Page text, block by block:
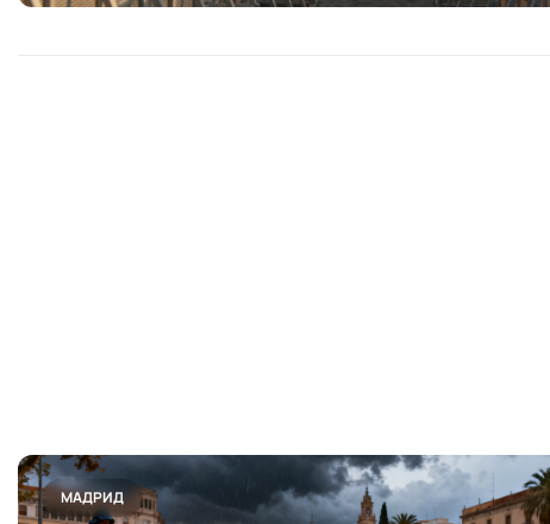
МАДРИД